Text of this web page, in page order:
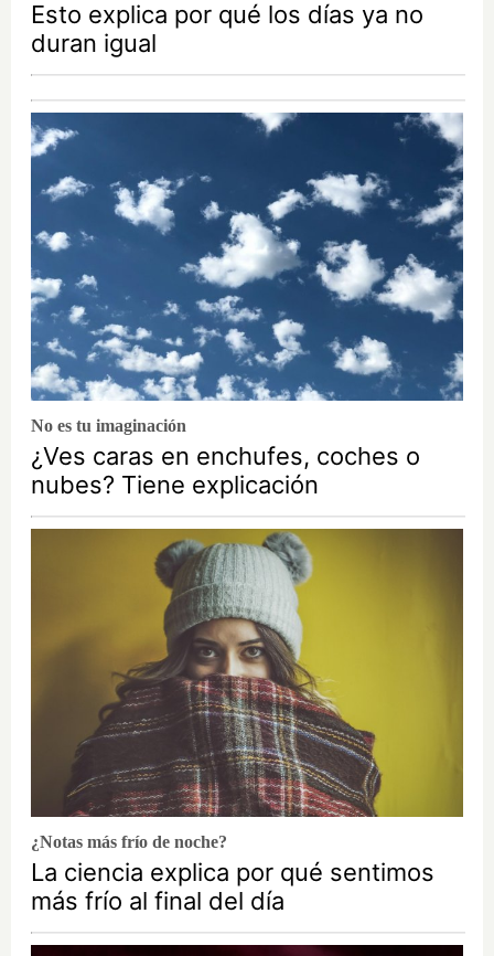
Esto explica por qué los días ya no
duran igual
No es tu imaginación
¿Ves caras en enchufes, coches o
nubes? Tiene explicación
¿Notas más frío de noche?
La ciencia explica por qué sentimos
más frío al final del día